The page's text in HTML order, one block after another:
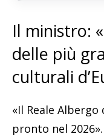
Il ministro:
delle più
culturali
«Il Reale
pronto nel